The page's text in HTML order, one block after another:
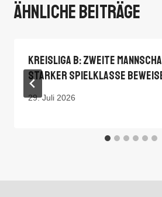
Ähnliche Beiträge
Kreisliga B: Zweite
Starker Spielklasse
29. Juli 2026